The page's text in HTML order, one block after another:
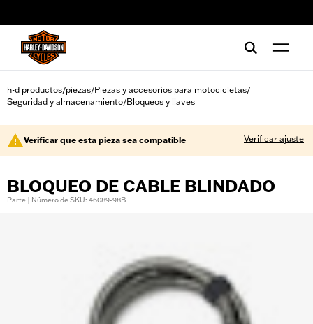
h-d productos/piezas/Piezas y accesorios para motocicletas/
Seguridad y almacenamiento/Bloqueos y llaves
Verificar que esta pieza sea compatible Verificar ajuste
BLOQUEO DE CABLE BLINDADO
Parte | Número de SKU: 46089-98B